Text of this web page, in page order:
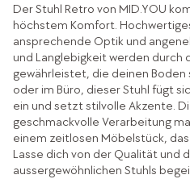
Der Stuhl Retro von MID.YOU
höchstem Komfort.
ansprechende Optik und
und Langlebigkeit werden
gewährleistet, die deinen Boden
oder im Büro, dieser Stuhl fügt
ein und setzt stilvolle Akzente.
geschmackvolle Verarbeitung
einem zeitlosen Möbelstück,
Lasse dich von der Qualität und
aussergewöhnlichen Stuhls